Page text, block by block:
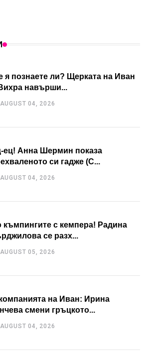
я познаете ли? Щерката на Иван
навърши...
AUGUST 04, 2026
ец! Анна Шермин показа
си гадже (С...
AUGUST 04, 2026
къмпингите с кемпера! Радина
се разх...
AUGUST 05, 2026
на Иван: Ирина
смени гръцкото...
AUGUST 04, 2026